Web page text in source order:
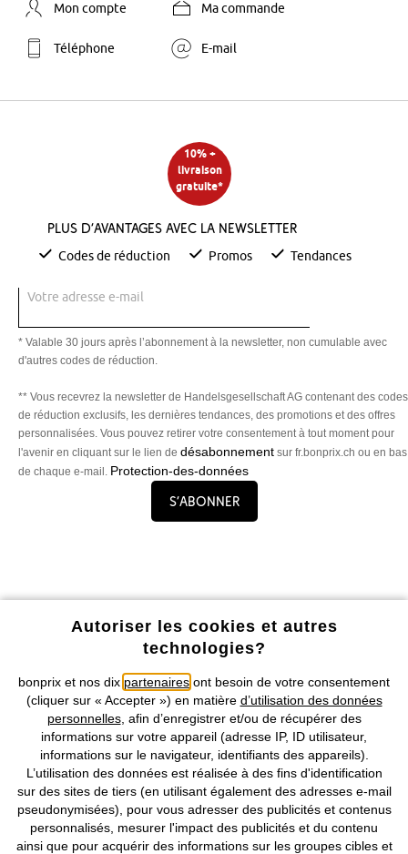
Mon compte Ma commande
Téléphone E-mail
10% +
livraison
gratuite*
Plus d’avantages avec la newsletter
Codes de réduction Promos Tendances
Votre adresse e-mail
* Valable 30 jours après l’abonnement à la newsletter, non cumulable avec
d'autres codes de réduction.
** Vous recevrez la newsletter de Handelsgesellschaft AG contenant des codes
de réduction exclusifs, les dernières tendances, des promotions et des offres
personnalisées. Vous pouvez retirer votre consentement à tout moment pour
l'avenir en cliquant sur le lien de désabonnement sur fr.bonprix.ch ou en bas
de chaque e-mail. Protection-des-données
S’abonner
Nos Moyens de Paiement
Nos Collections
Autoriser les cookies et autres
technologies?
bonprix et nos dix partenaires ont besoin de votre consentement
(cliquer sur « Accepter ») en matière d’utilisation des données
personnelles, afin d’enregistrer et/ou de récupérer des
informations sur votre appareil (adresse IP, ID utilisateur,
informations sur le navigateur, identifiants des appareils).
L’utilisation des données est réalisée à des fins d'identification
sur des sites de tiers (en utilisant également des adresses e-mail
pseudonymisées), pour vous adresser des publicités et contenus
personnalisés, mesurer l'impact des publicités et du contenu
ainsi que pour acquérir des informations sur les groupes cibles et